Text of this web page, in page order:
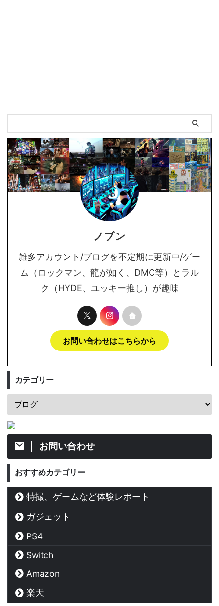
ノブン
雑多アカウント/ブログを不定期に更新中/ゲー
ム（ロックマン、龍が如く、DMC等）とラル
ク（HYDE、ユッキー推し）が趣味
お問い合わせはこちらから
カテゴリー
お問い合わせ
おすすめカテゴリー
特撮、ゲームなど体験レポート
ガジェット
PS4
Switch
Amazon
楽天